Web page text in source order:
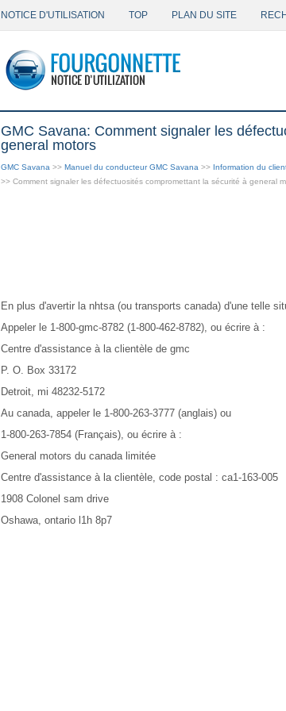
NOTICE D'UTILISATION TOP PLAN DU SITE
GMC Savana: Comment signaler les
general motors
GMC Savana >> Manuel du conducteur GMC Savana >> Information du
>> Comment signaler les défectuosités compromettant la sécurité à general
En plus d'avertir la nhtsa (ou transports canada) d'une telle
Appeler le 1-800-gmc-8782 (1-800-462-8782), ou écrire à :
Centre d'assistance à la clientèle de gmc
P. O. Box 33172
Detroit, mi 48232-5172
Au canada, appeler le 1-800-263-3777 (anglais) ou
1-800-263-7854 (Français), ou écrire à :
General motors du canada limitée
Centre d'assistance à la clientèle, code postal : ca1-163-005
1908 Colonel sam drive
Oshawa, ontario l1h 8p7